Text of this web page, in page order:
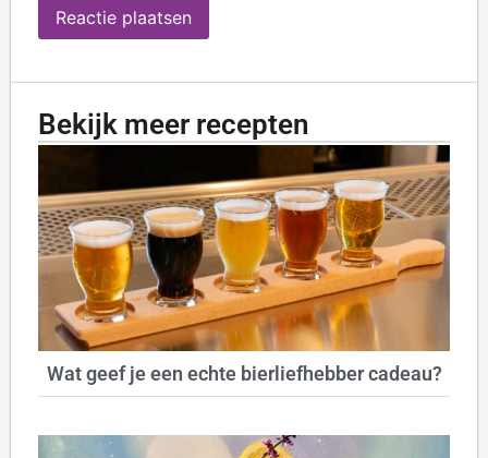
Bekijk meer recepten
Wat geef je een echte bierliefhebber cadeau?